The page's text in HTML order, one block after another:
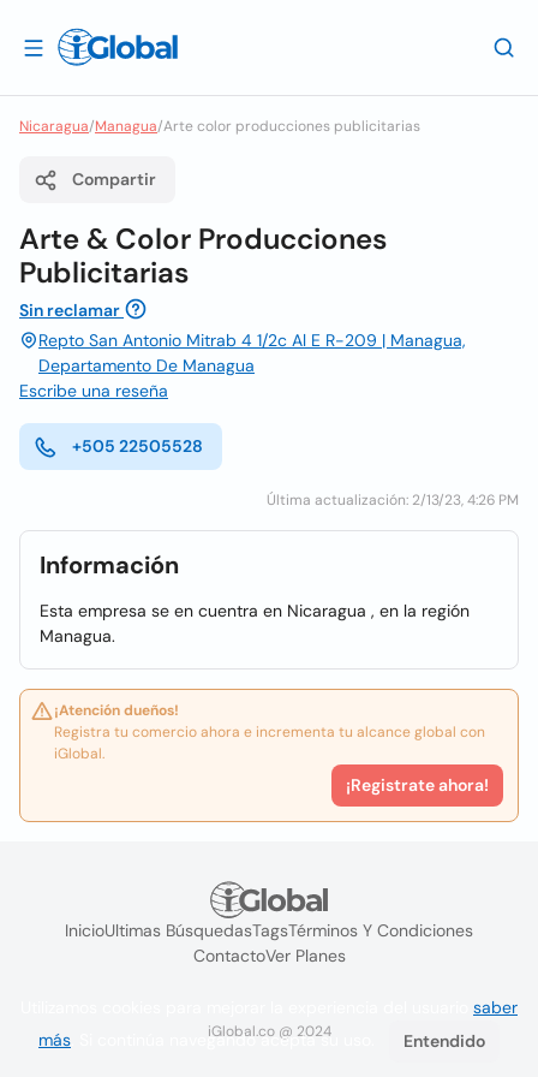
Nicaragua/Managua/Arte color producciones publicitarias
Compartir
Arte & Color Producciones
Publicitarias
Sin reclamar
Repto San Antonio Mitrab 4 1/2c Al E R-209 | Managua,
Departamento De Managua
Escribe una reseña
+505 22505528
Última actualización: 2/13/23, 4:26 PM
Información
Esta empresa se en cuentra en Nicaragua , en la región
Managua.
¡Atención dueños!
Registra tu comercio ahora e incrementa tu alcance global con
iGlobal.
¡Registrate ahora!
InicioUltimas BúsquedasTagsTérminos Y Condiciones
ContactoVer Planes
iGlobal.co @ 2024
saber
más . Si continúa navegando acepta su uso. Entendido